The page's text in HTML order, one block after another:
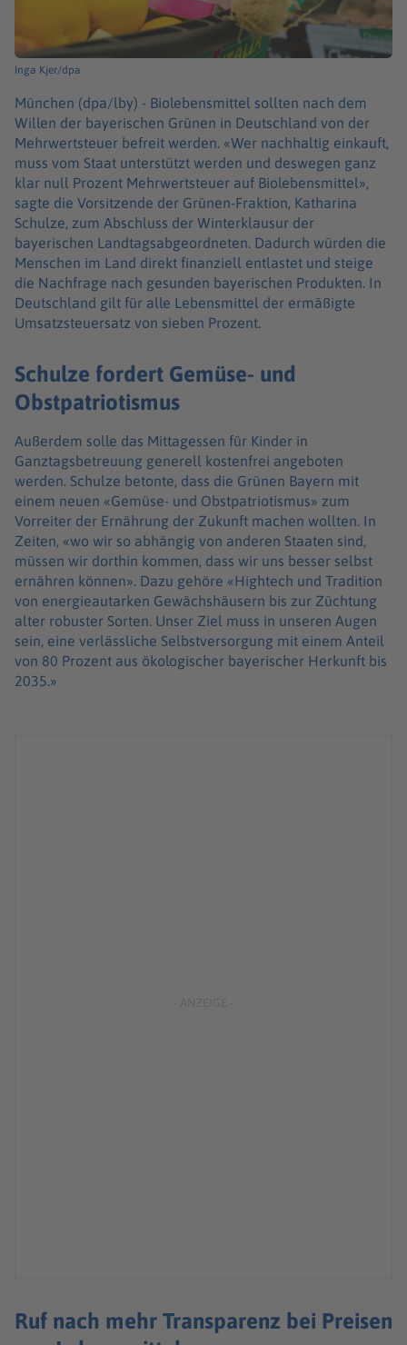
Inga Kjer/dpa
München (dpa/lby) - Biolebensmittel sollten nach dem
Willen der bayerischen Grünen in Deutschland von der
Mehrwertsteuer befreit werden. «Wer nachhaltig einkauft,
muss vom Staat unterstützt werden und deswegen ganz
klar null Prozent Mehrwertsteuer auf Biolebensmittel»,
sagte die Vorsitzende der Grünen-Fraktion, Katharina
Schulze, zum Abschluss der Winterklausur der
bayerischen Landtagsabgeordneten. Dadurch würden die
Menschen im Land direkt finanziell entlastet und steige
die Nachfrage nach gesunden bayerischen Produkten. In
Deutschland gilt für alle Lebensmittel der ermäßigte
Umsatzsteuersatz von sieben Prozent.
Schulze fordert Gemüse- und
Obstpatriotismus
Außerdem solle das Mittagessen für Kinder in
Ganztagsbetreuung generell kostenfrei angeboten
werden. Schulze betonte, dass die Grünen Bayern mit
einem neuen «Gemüse- und Obstpatriotismus» zum
Vorreiter der Ernährung der Zukunft machen wollten. In
Zeiten, «wo wir so abhängig von anderen Staaten sind,
müssen wir dorthin kommen, dass wir uns besser selbst
ernähren können». Dazu gehöre «Hightech und Tradition
von energieautarken Gewächshäusern bis zur Züchtung
alter robuster Sorten. Unser Ziel muss in unseren Augen
sein, eine verlässliche Selbstversorgung mit einem Anteil
von 80 Prozent aus ökologischer bayerischer Herkunft bis
2035.»
Ruf nach mehr Transparenz bei Preisen